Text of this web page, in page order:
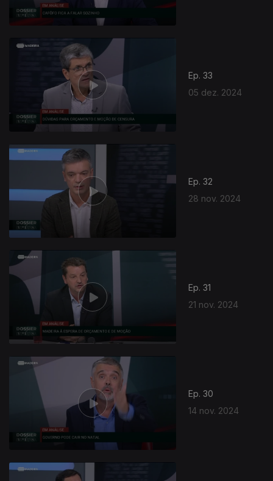
Ep. 33
05 dez. 2024
Ep. 32
28 nov. 2024
Ep. 31
21 nov. 2024
Ep. 30
14 nov. 2024